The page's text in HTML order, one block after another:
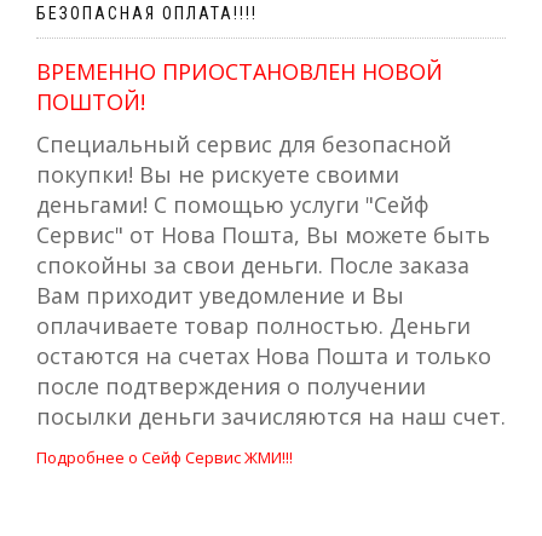
БЕЗОПАСНАЯ ОПЛАТА!!!!
ВРЕМЕННО ПРИОСТАНОВЛЕН НОВОЙ
ПОШТОЙ!
Специальный сервис для безопасной
покупки! Вы не рискуете своими
деньгами! С помощью услуги "Сейф
Сервис" от Нова Пошта, Вы можете быть
спокойны за свои деньги. После заказа
Вам приходит уведомление и Вы
оплачиваете товар полностью. Деньги
остаются на счетах Нова Пошта и только
после подтверждения о получении
посылки деньги зачисляются на наш счет.
Подробнее о Сейф Сервис ЖМИ!!!